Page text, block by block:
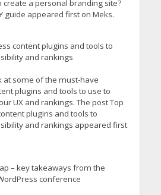
create a personal branding site?
guide appeared first on Meks.
content plugins and tools to
and rankings
at some of the must-have
plugins and tools to use to
UX and rankings. The post Top
plugins and tools to
and rankings appeared first
– key takeaways from the
conference